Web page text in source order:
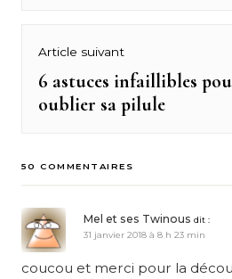
Article suivant
Next
post:
6 astuces infaillibles
oublier sa pilule
50 COMMENTAIRES
Mel et ses Twinous dit :
31 janvier 2018 à 8 h 23 min
coucou et merci pour la